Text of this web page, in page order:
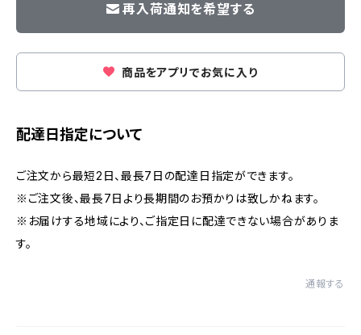
再入荷通知を希望する
商品をアプリでお気に入り
配達日指定について
ご注文から最短2日、最長7日の配達日指定ができます。
※ご注文後、最長7日より長期間のお預かりは致しかねます。
※お届けする地域により、ご指定日に配達できない場合がありま
す。
通報する